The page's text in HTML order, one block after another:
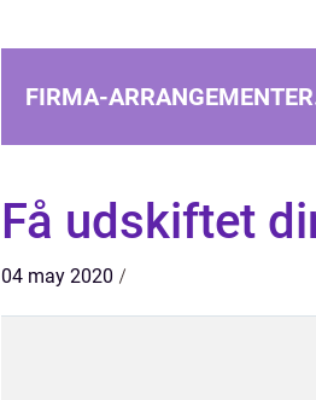
FIRMA-
Få udskiftet
04 may 2020